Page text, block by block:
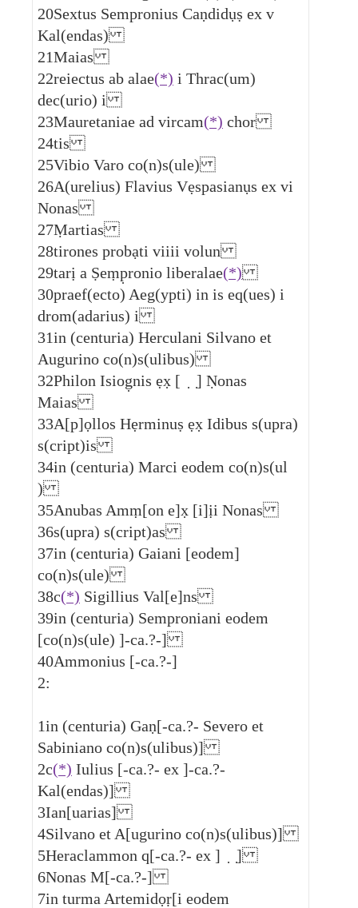
20Sextus Sempronius Caṇdidụṣ ex v
Kal(endas)
21Maias
22reiectus ab alae(*) i Thrac(um)
dec(urio) i
23Mauretaniae ad vircam(*) chor
24tis
25Vibio Varo co(n)s(ule)
26A(urelius) Flavius Vẹspasianụs ex vi
Nonas
27Ṃartias
28tirones probạti viiii volun
29tarị a Ṣeṃp̣ronio liberalae(*)
30praef(ecto) Aeg(ypti) in is eq(ues) i
drom(adarius) i
31in (centuria) Herculani Silvano et
Augurino co(n)s(ulibus)
32Philon Isiog̣nis ẹx̣ [ ̣ ̣] Ṇonas
Maias
33A[p]ọllos Hẹrminuṣ ẹx̣ Idibus s(upra)
s(cript)is
34in (centuria) Marci eodem co(n)s(ul
)
35Anubas Amṃ[on e]x̣ [i]ịi Nonas
36s(upra) s(cript)as
37in (centuria) Gaiani [eodem]
co(n)s(ule)
38c(*) Sigillius Val[e]ns
39in (centuria) Semproniani eodem
[co(n)s(ule) ]-ca.?-]
40Ammonius [-ca.?-]
2:
1in (centuria) Gaṇ[-ca.?- Severo et
Sabiniano co(n)s(ulibus)]
2c(*) Iulius [-ca.?- ex ]-ca.?-
Kal(endas)]
3Ian[uarias]
4Silvano et A[ugurino co(n)s(ulibus)]
5Heraclammon q[-ca.?- ex ] ̣ ̣]
6Nonas M[-ca.?-]
7in turma Artemidọṛ[i eodem